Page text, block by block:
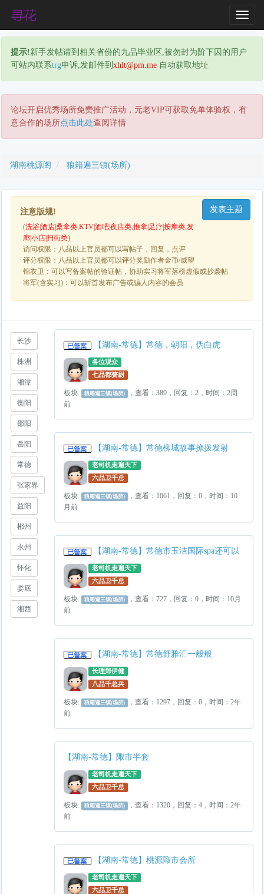
T
o
g
e
N
a
o
n
提示!新手发帖请到相关省份的九品毕业区,被勿封为阶下囚的用户
可站内联系trg申诉,发邮件到 xhlt@pm.me 自动获取地址
论坛开启优秀场所免费推广活动，元老VIP可获取免单体验权，有
意合作的场所点击此处查阅详情
湖南桃源阁 狼籍遍三镇(场所)
发表主题
注意版规!
(洗浴|酒店|桑拿类,KTV|酒吧|夜店类,推拿|足疗|按摩类,发
廊|小店|扫街类)
访问权限：八品以上官员都可以写帖子，回复，点评
评分权限：八品以上官员都可以评分奖励作者金币/威望
锦衣卫：可以写备案帖的验证帖，协助实习将军落榜虚假或抄袭帖
将军(含实习)：可以斩首发布广告或骗人内容的会员
长沙
株洲
湘潭
衡阳
邵阳
岳阳
常德
张家界
益阳
郴州
永州
怀化
娄底
湘西
【湖南-常德】常德，朝阳，伪白虎
各位观众
七品都骑尉
板块: 狼籍遍三镇(场所)
，查看：389，回复：2，时间：2周
前
【湖南-常德】常德柳城故事撩拨发射
老司机走遍天下
六品卫千总
板块: 狼籍遍三镇(场所)
，查看：1061，回复：0，时间：10
月前
【湖南-常德】常德市玉洁国际spa还可以
老司机走遍天下
六品卫千总
板块: 狼籍遍三镇(场所)
，查看：727，回复：0，时间：10月
前
【湖南-常德】常德舒雅汇一般般
长理郑伊健
八品千总兵
板块: 狼籍遍三镇(场所)
，查看：1297，回复：0，时间：2年
前
【湖南-常德】陬市半套
老司机走遍天下
六品卫千总
板块: 狼籍遍三镇(场所)
，查看：1320，回复：4，时间：2年
前
【湖南-常德】桃源陬市会所
老司机走遍天下
六品卫千总